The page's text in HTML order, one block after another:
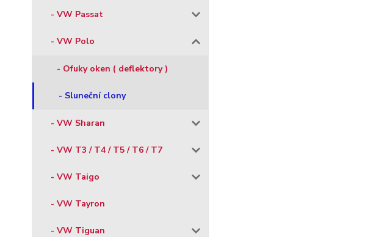
- VW Passat
- VW Polo
- Ofuky oken ( deflektory )
- Sluneční clony
- VW Sharan
- VW T3 / T4 / T5 / T6 / T7
- VW Taigo
- VW Tayron
- VW Tiguan